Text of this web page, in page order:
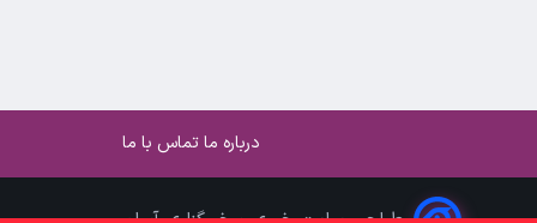
درباره ماتماس با ما